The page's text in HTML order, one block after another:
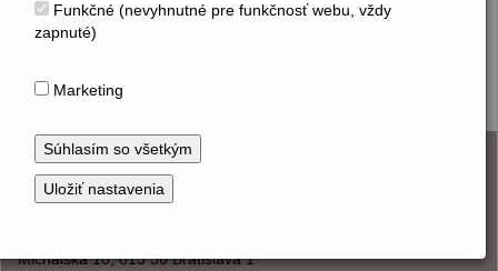
KONTAKT
Michalská 10, 815 36 Bratislava 1
Funkčné (nevyhnutné pre funkčnosť webu, vždy
zapnuté)
Marketing